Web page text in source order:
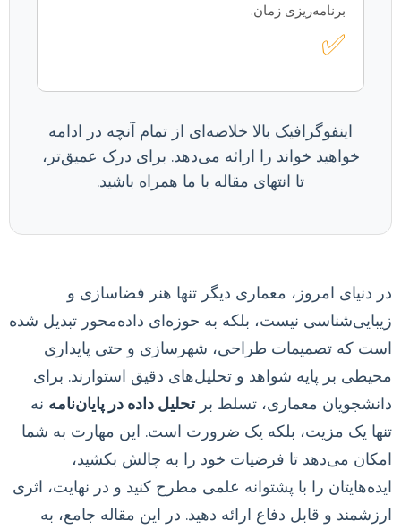
برنامه‌ریزی زمان.
✅
اینفوگرافیک بالا خلاصه‌ای از تمام آنچه در ادامه
خواهید خواند را ارائه می‌دهد. برای درک عمیق‌تر،
تا انتهای مقاله با ما همراه باشید.
در دنیای امروز، معماری دیگر تنها هنر فضاسازی و
زیبایی‌شناسی نیست، بلکه به حوزه‌ای داده‌محور تبدیل شده
است که تصمیمات طراحی، شهرسازی و حتی پایداری
محیطی بر پایه شواهد و تحلیل‌های دقیق استوارند. برای
دانشجویان معماری، تسلط برتحلیل داده در پایان‌نامه نه
تنها یک مزیت، بلکه یک ضرورت است. این مهارت به شما
امکان می‌دهد تا فرضیات خود را به چالش بکشید،
ایده‌هایتان را با پشتوانه علمی مطرح کنید و در نهایت، اثری
ارزشمند و قابل دفاع ارائه دهید. در این مقاله جامع، به